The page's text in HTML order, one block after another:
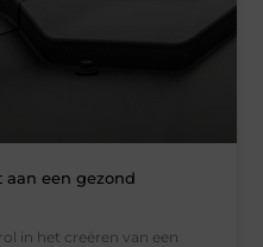
aan een gezond
in het creëren van een